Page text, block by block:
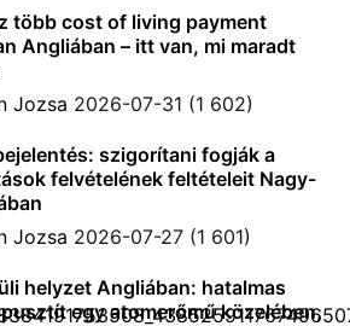
több cost of living payment
Angliában – itt van, mi maradt
Jozsa 2026-07-31 (1 602)
szigorítani fogják a
felvételének feltételeit Nagy-
Jozsa 2026-07-27 (1 601)
helyzet Angliában: hatalmas
egy atomerőmű közelében,